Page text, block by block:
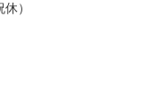
）